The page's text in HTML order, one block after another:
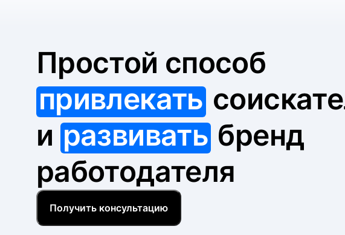
Простой способ
привлекать
и развивать бренд
работодателя
Получить консультацию